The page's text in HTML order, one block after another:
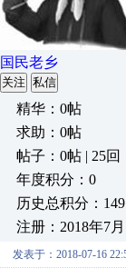
国民老乡
关注 私信
精华：0帖
求助：0帖
帖子：0帖 | 25回
年度积分：0
历史总积分：149
注册：2018年7月
发表于：2018-07-16